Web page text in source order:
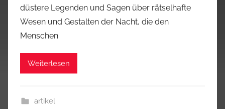
düstere Legenden und Sagen über rätselhafte
Wesen und Gestalten der Nacht, die den
Menschen
Weiterlesen
artikel